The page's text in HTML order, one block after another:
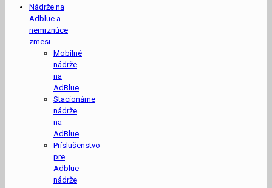
Nádrže na
Adblue a
nemrznúce
zmesi
Mobilné
nádrže
na
AdBlue
Stacionárne
nádrže
na
AdBlue
Príslušenstvo
pre
Adblue
nádrže